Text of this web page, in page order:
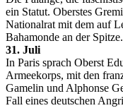
ein Statut. Oberstes
Nationalrat mit dem auf
Bahamonde an der Spitze.
31. Juli
In Paris sprach Oberst
Armeekorps, mit den
Gamelin und Alphonse
Fall eines deutschen